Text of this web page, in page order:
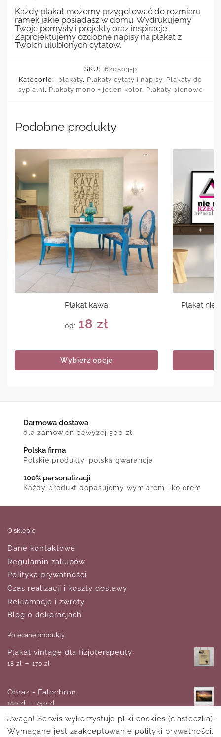
Każdy plakat możemy przygotować do rozmiaru
ramek jakie posiadasz w domu. Wydrukujemy
Twoje pomysły i projekty oraz inspiracje.
Zaprojektujemy ozdobne napisy na plakat z
Twoich ulubionych cytatów.
SKU:
620503-p
Kategorie:
plakaty, Plakaty cytaty i napisy, Plakaty do
sypialni , Plakaty mono + jeden kolor, Plakaty pionowe
Podobne produkty
Plakat kawa
od: 18 zł
Wybierz opcje
Plakat nie
Darmowa dostawa
dla zamówień powyżej 500 zł
Polska firma
Polskie produkty, polska gwarancja
100% personalizacji
Każdy produkt dopasujemy wymiarem i kolorem
O sklepie
Dane kontaktowe
Regulamin zakupów
Polityka prywatności
Czas realizacji i koszty dostawy
Reklamacje i zwroty
Blog o dekoracjach
Polecane produkty
Plakat vintage dla fizjoterapeuty
18 zł – 170 zł
Obraz - Falochron
180 zł – 750 zł
Plakat z czerwonym znakiem Polski Walczącej
Uwaga! Serwis wykorzystuje pliki cookies (ciasteczka).
Wymagane jest zaakceptowanie polityki prywatności.